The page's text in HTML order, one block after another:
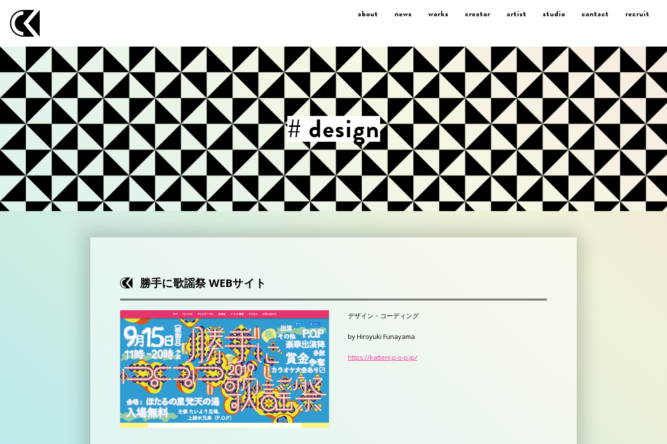
about news works creator artist studio contact recruit
# design
勝手に歌謡祭 WEBサイト
デザイン・コーディング
by Hiroyuki Funayama
https://katteni.p-o-p.jp/